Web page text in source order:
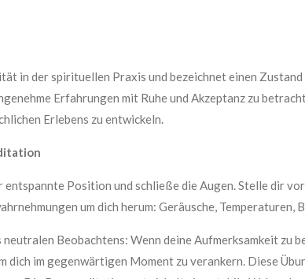
in der spirituellen Praxis und bezeichnet einen
Erfahrungen mit Ruhe und Akzeptanz zu
Erlebens zu entwickeln.
entspannte Position und schließe die Augen. Stelle dir
um dich herum: Geräusche, Temperaturen,
Beobachtens: Wenn deine Aufmerksamkeit zu
dich im gegenwärtigen Moment zu verankern. Diese